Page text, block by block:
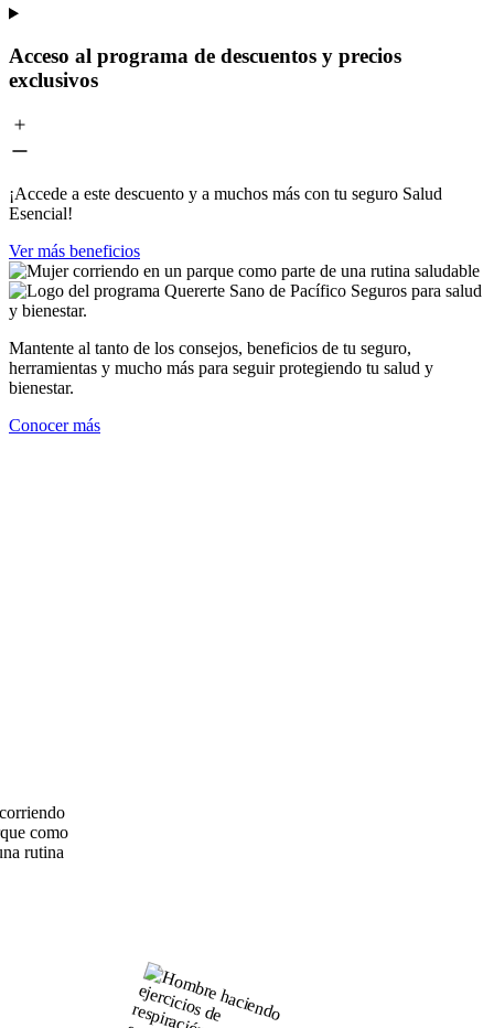
Acceso al programa de descuentos y precios
exclusivos
¡Accede a este descuento y a muchos más con tu seguro Salud
Esencial!
Ver más beneficios
Mantente al tanto de los consejos, beneficios de tu seguro,
herramientas y mucho más para seguir protegiendo tu salud y
bienestar.
Conocer más